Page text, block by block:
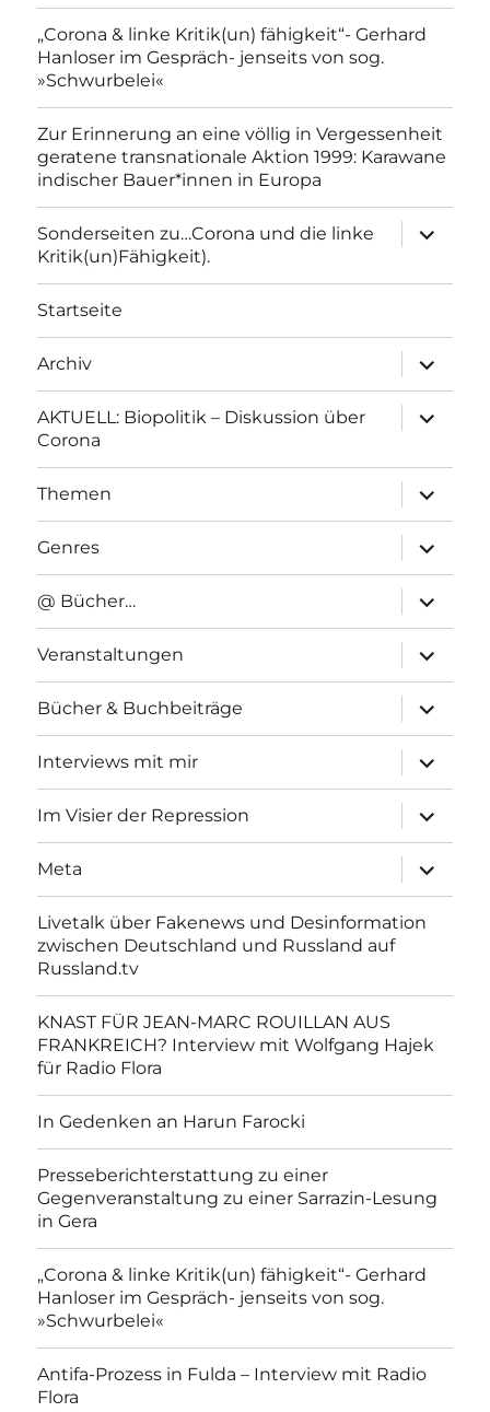
„Corona & linke Kritik(un) fähigkeit“- Gerhard
Hanloser im Gespräch- jenseits von sog.
»Schwurbelei«
Zur Erinnerung an eine völlig in Vergessenheit
geratene transnationale Aktion 1999: Karawane
indischer Bauer*innen in Europa
Sonderseiten zu…Corona und die linke
Kritik(un)Fähigkeit).
anzeigen
Startseite
Archiv
anzeigen
AKTUELL: Biopolitik – Diskussion über
Corona
anzeigen
Themen
anzeigen
Genres
anzeigen
@ Bücher…
anzeigen
Veranstaltungen
anzeigen
Bücher & Buchbeiträge
anzeigen
Interviews mit mir
anzeigen
Im Visier der Repression
anzeigen
Meta
anzeigen
Livetalk über Fakenews und Desinformation
zwischen Deutschland und Russland auf
Russland.tv
KNAST FÜR JEAN-MARC ROUILLAN AUS
FRANKREICH? Interview mit Wolfgang Hajek
für Radio Flora
In Gedenken an Harun Farocki
Presseberichterstattung zu einer
Gegenveranstaltung zu einer Sarrazin-Lesung
in Gera
„Corona & linke Kritik(un) fähigkeit“- Gerhard
Hanloser im Gespräch- jenseits von sog.
»Schwurbelei«
Antifa-Prozess in Fulda – Interview mit Radio
Flora